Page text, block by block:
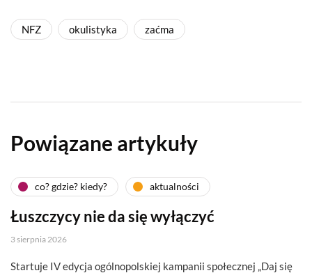
NFZ okulistyka zaćma
Powiązane artykuły
co? gdzie? kiedy? aktualności
Łuszczycy nie da się wyłączyć
3 sierpnia 2026
Startuje IV edycja ogólnopolskiej kampanii społecznej „Daj się